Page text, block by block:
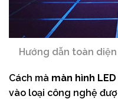
Hướng dẫn toàn
Cách mà màn hình LED
vào loại công nghệ